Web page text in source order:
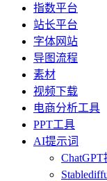
指数平台
站长平台
字体网站
导图流程
素材
视频下载
电商分析工具
PPT工具
AI提示词
ChatGPT